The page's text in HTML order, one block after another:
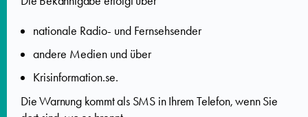
nationale Radio- und Fernsehsender
andere Medien und über
Krisinformation.se.
Die Warnung kommt als SMS in Ihrem Telefon, wenn Sie